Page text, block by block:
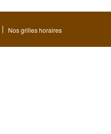
Nos grilles horaires